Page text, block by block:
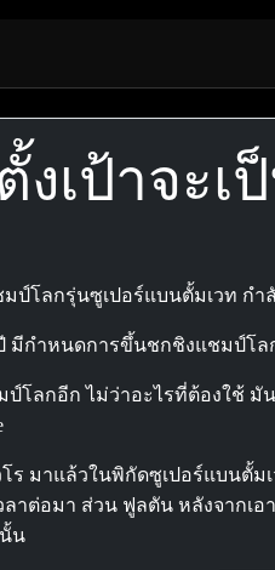
เป้าจะ
ป์โลกรุ่นซูเปอร์แบนตั้มเวท ก
มีกำหนดการขึ้นชกชิงแชมป์โล
ป์โลกอีก ไม่ว่าอะไรที่ต้องใช้
ร มาแล้วในพิกัดซูเปอร์แบนตั้
ลาต่อมา ส่วน ฟูลตัน หลังจากเ
น